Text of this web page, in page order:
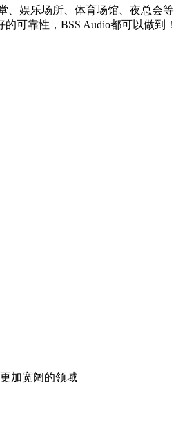
、娱乐场所、体育场馆、夜总会等
可靠性，BSS Audio都可以做到！
加宽阔的领域